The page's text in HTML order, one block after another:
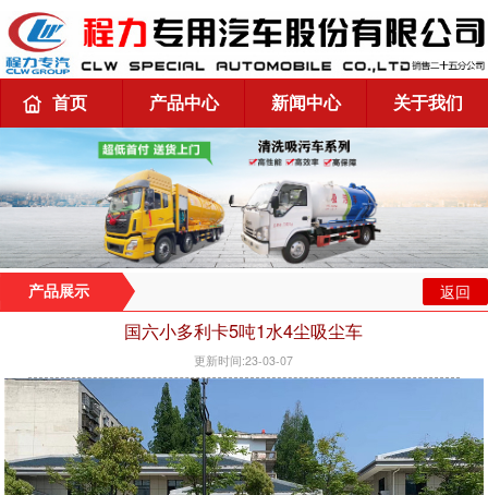
首页 产品中心 新闻中心 关于我们
产品展示 返回
国六小多利卡5吨1水4尘吸尘车
更新时间:23-03-07